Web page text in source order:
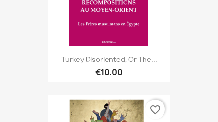
Turkey Disoriented, Or The...
€10.00
favorite_border